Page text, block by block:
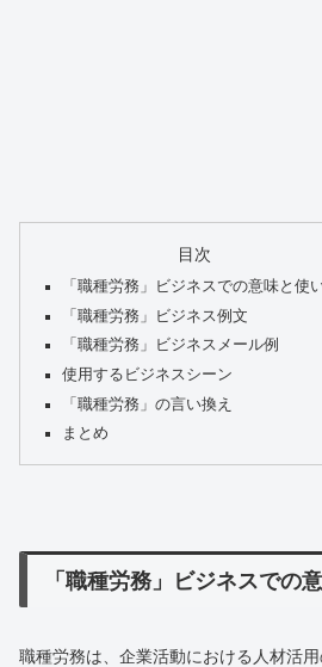
目次
「職種労務」ビジネスでの意味と使
「職種労務」ビジネス例文
「職種労務」ビジネスメール例
使用するビジネスシーン
「職種労務」の言い換え
まとめ
「職種労務」ビジネスでの
職種労務は、企業活動における人材活